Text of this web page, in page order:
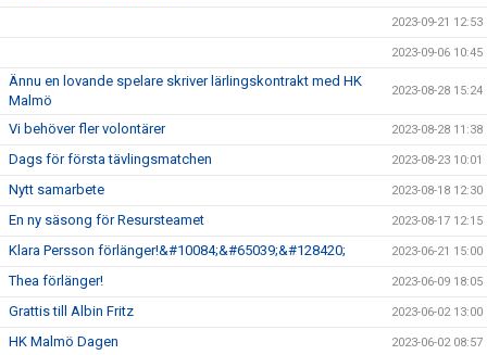
2023-09-21 12:53
2023-09-06 10:45
Ännu en lovande spelare skriver lärlingskontrakt med HK
Malmö
2023-08-28 15:24
Vi behöver fler volontärer 2023-08-28 11:38
Dags för första tävlingsmatchen 2023-08-23 10:01
Nytt samarbete 2023-08-18 12:30
En ny säsong för Resursteamet 2023-08-17 12:15
Klara Persson förlänger!&#10084;&#65039;&#128420; 2023-06-21 15:00
Thea förlänger! 2023-06-09 18:05
Grattis till Albin Fritz 2023-06-02 13:00
HK Malmö Dagen 2023-06-02 08:57